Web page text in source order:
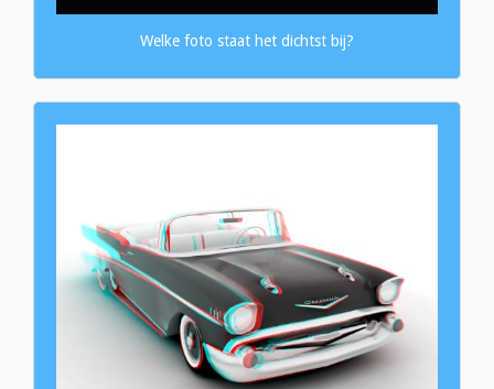
Welke foto staat het dichtst bij?